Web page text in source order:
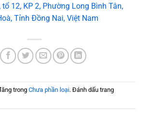
12, KP 2, Phường Long Bình Tân,
Tỉnh Đồng Nai, Việt Nam
trong Chưa phần loại. Đánh dấu trang